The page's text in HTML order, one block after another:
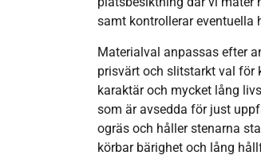
samt kontrollerar eventuella
Materialval anpassas efter
prisvärt och slitstarkt val för
karaktär och mycket lång
som är avsedda för just
ogräs och håller stenarna
körbar bärighet och lång